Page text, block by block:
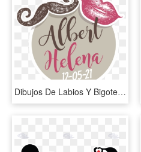
Dibujos De Labios Y Bigotes, HD Png Download